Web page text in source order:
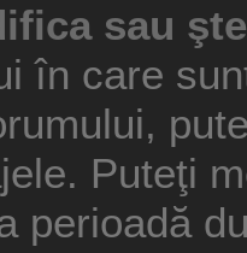
sau
în care
Puteţi
perioadă